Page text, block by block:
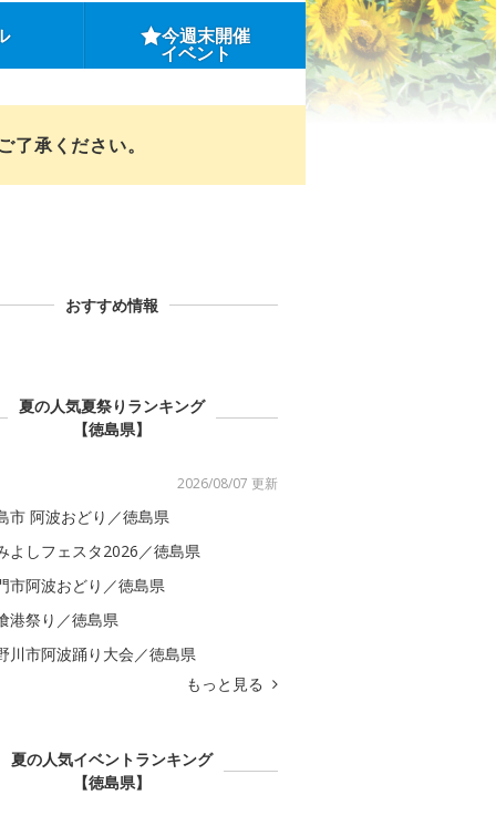
今週末開催
イベント
承ください。
おすすめ情報
夏の人気夏祭りランキング
【徳島県】
2026/08/07 更新
市 阿波おどり／徳島県
よしフェスタ2026／徳島県
市阿波おどり／徳島県
港祭り／徳島県
川市阿波踊り大会／徳島県
もっと見る
夏の人気イベントランキング
【徳島県】